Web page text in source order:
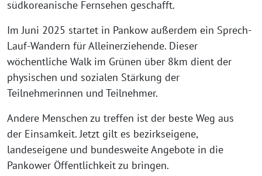
südkoreanische Fernsehen geschafft.
Im Juni 2025 startet in Pankow außerdem ein Sprech-
Lauf-Wandern für Alleinerziehende. Dieser
wöchentliche Walk im Grünen über 8km dient der
physischen und sozialen Stärkung der
Teilnehmerinnen und Teilnehmer.
Andere Menschen zu treffen ist der beste Weg aus
der Einsamkeit. Jetzt gilt es bezirkseigene,
landeseigene und bundesweite Angebote in die
Pankower Öffentlichkeit zu bringen.